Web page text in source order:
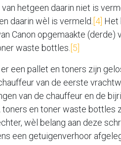
hetgeen daarin niet is
daarin wèl is vermeld. [4] Het
Canon opgemaakte (derde)
waste bottles. [5]
een pallet en toners zijn
van de eerste
van de chauffeur en de
en toner waste bottles
wèl belang aan deze
een getuigenverhoor